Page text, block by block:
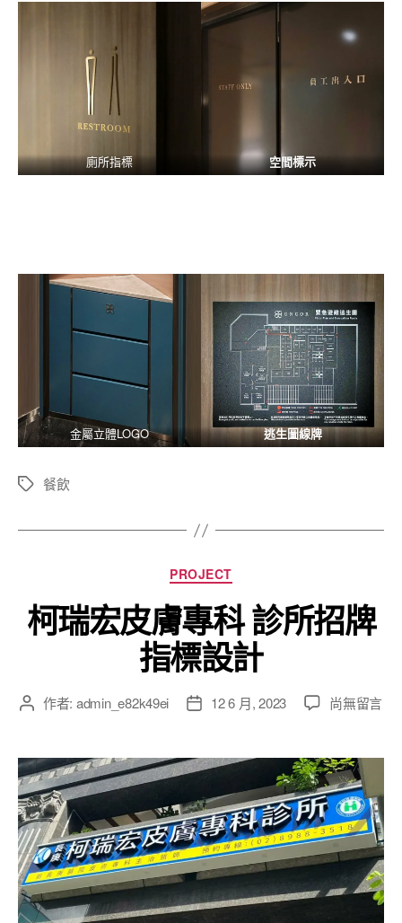
廁所指標 空間標示
金屬立體LOGO 逃生圖線牌
餐飲
PROJECT
柯瑞宏皮膚專科 診所招牌
指標設計
作者: admin_e82k49ei 12 6 月, 2023 尚無留言